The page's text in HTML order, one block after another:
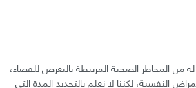
من المخاطر الصحية المرتبطة بالتعرض للفضاء،
النفسية، لكننا لا نعلم بالتحديد المدة التي